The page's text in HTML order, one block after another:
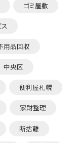
ゴミ屋敷
用品回収
中央区
便利屋札幌
家財整理
断捨離